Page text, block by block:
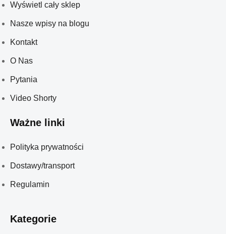
Wyświetl cały sklep
Nasze wpisy na blogu
Kontakt
O Nas
Pytania
Video Shorty
Ważne linki
Polityka prywatności
Dostawy/transport
Regulamin
Kategorie